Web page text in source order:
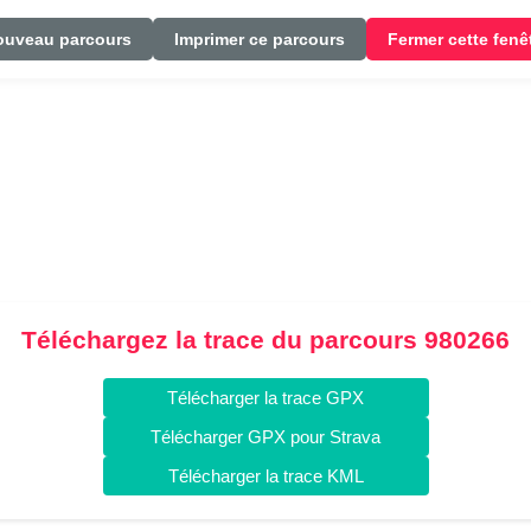
parcours Imprimer ce parcours Fermer cette
Téléchargez la trace du parcours 980266
Télécharger la trace GPX
Télécharger GPX pour Strava
Télécharger la trace KML